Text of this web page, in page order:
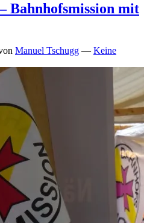
Bahnhofsmission mit
Manuel Tschugg — Keine